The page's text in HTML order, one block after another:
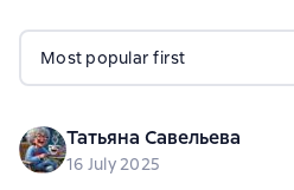
Most popular first
Татьяна Савельева
16 July 2025